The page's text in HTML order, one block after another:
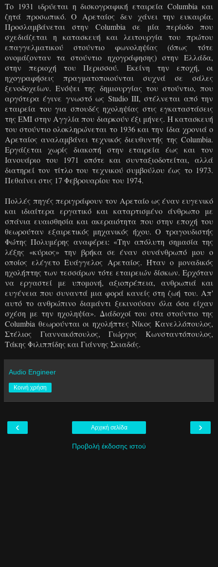
Το 1931 ιδρύεται η δισκογραφική εταιρεία Columbia και
ζητά προσωπικό. Ο Αρεταίος δεν χάνει την ευκαιρία.
Προσλαμβάνεται στην Columbia σε μία περίοδο που
σχεδιάζεται η κατασκευή και λειτουργία του πρώτου
επαγγελματικού στούντιο φωνοληψίας (όπως τότε
ονομάζονταν τα στούντιο ηχογράφησης) στην Ελλάδα,
στην περιοχή του Περισσού. Εκείνη την εποχή, οι
ηχογραφήσεις πραγματοποιούνται συχνά σε σάλες
ξενοδοχείων. Ενόψει της δημιουργίας του στούντιο, που
αργότερα έγινε γνωστό ως Studio ΙΙΙ, στέλνεται από την
εταιρεία του για σπουδές ηχοληψίας στις εγκαταστάσεις
της EMI στην Αγγλία που διαρκούν έξι μήνες. Η κατασκευή
του στούντιο ολοκληρώνεται το 1936 και την ίδια χρονιά ο
Αρεταίος αναλαμβάνει τεχνικός διευθυντής της Columbia.
Εργάζεται χωρίς διακοπή στην εταιρεία έως και τον
Ιανουάριο του 1971 οπότε και συνταξιοδοτείται, αλλά
διατηρεί τον τίτλο του τεχνικού συμβούλου έως το 1973.
Πεθαίνει στις 17 Φεβρουαρίου του 1974.
Πολλές πηγές περιγράφουν τον Αρεταίο ως έναν ευγενικό
και ιδιαίτερα εργατικό και καταρτισμένο άνθρωπο με
σπάνια ευαισθησία και ακεραιότητα που στην εποχή του
θεωρούταν εξαιρετικός μηχανικός ήχου. Ο τραγουδιστής
Φώτης Πολυμέρης αναφέρει: «Την απόλυτη σημασία της
λέξης «κύριος» την βρήκα σε έναν συνάνθρωπό μου ο
οποίος ελέγετο Ευάγγελος Αρεταίος. Ήταν ο μοναδικός
ηχολήπτης των τεσσάρων τότε εταιρειών δίσκων. Ερχόταν
να εργαστεί με υπομονή, αξιοπρέπεια, ανθρωπιά και
ευγένεια που συναντά μια φορά κανείς στη ζωή του. Απ'
αυτό το ανθρώπινο διαμάντι ξεκινούσαν όλα όσα είχαν
σχέση με την ηχοληψία». Διάδοχοί του στα στούντιο της
Columbia θεωρούνται οι ηχολήπτες Νίκος Κανελλόπουλος,
Στέλιος Γιαννακόπουλος, Γιώργος Κωνσταντόπουλος,
Τάκης Φιλιππίδης και Γιάννης Σκιαδάς.
Audio Engineer
Κοινή χρήση
‹ ›
Αρχική σελίδα
Προβολή έκδοσης ιστού